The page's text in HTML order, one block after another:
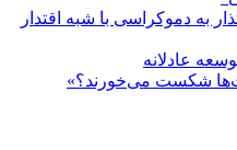
به دموکراسی با شبه اقتدار
عادلانه
شکست می‌خورند؟»